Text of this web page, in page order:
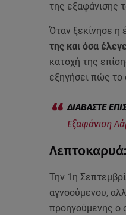
της εξαφάνισης
Όταν ξεκίνησε η
της και όσα
κατοχή της
εξηγήσει πώς το
Εξαφάνιση
Την 1η
αγνοούμενου,
προηγούμενης ο